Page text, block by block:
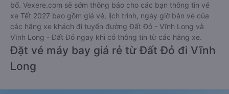
bố. Vexere.com sẽ sớm thông báo cho các bạn thông tin vé
xe Tết 2027 bao gồm giá vé, lịch trình, ngày giờ bán vé của
các hãng xe khách đi tuyến đường Đất Đỏ - Vĩnh Long và
Vĩnh Long - Đất Đỏ ngay khi có thông tin từ các hãng xe.
Đặt vé máy bay giá rẻ từ Đất Đỏ đi Vĩnh
Long